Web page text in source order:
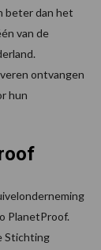
beter dan het
van de
ontvangen
hun
PlanetProof.
Stichting